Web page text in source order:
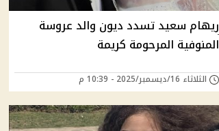
ريهام سعيد تسدد ديون والد عروسة
المنوفية المرحومة كريمة
الثلاثاء 16/ديسمبر/2025 - 10:39 م